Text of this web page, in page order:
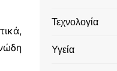
Τεχνολογία
Υγεία